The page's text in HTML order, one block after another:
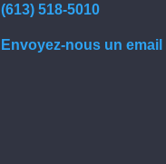
(613) 518-5010
Envoyez-nous un email